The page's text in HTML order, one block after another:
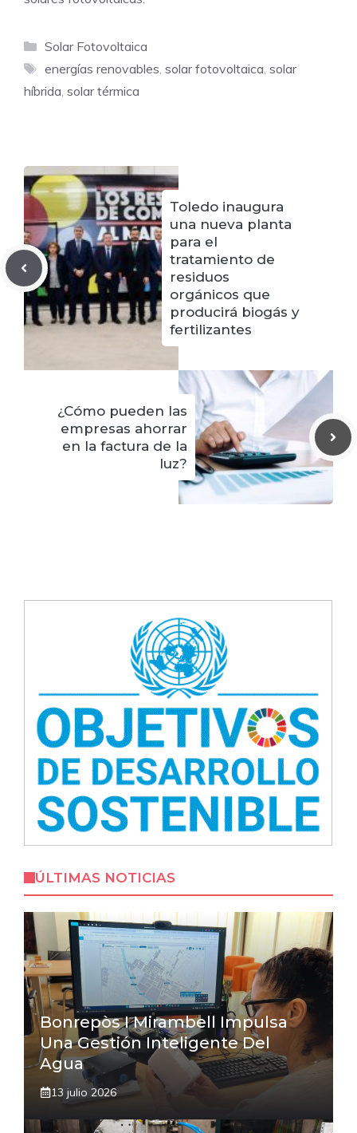
Categorías
Solar Fotovoltaica
Etiquetas
energías renovables, solar fotovoltaica, solar
híbrida, solar térmica
Toledo inaugura
una nueva planta
para el
tratamiento de
residuos
orgánicos que
producirá biogás y
fertilizantes
¿Cómo pueden las
empresas ahorrar
en la factura de la
luz?
ÚLTIMAS NOTICIAS
Bonrepòs I Mirambell Impulsa
Una Gestión Inteligente Del
Agua
13 julio 2026